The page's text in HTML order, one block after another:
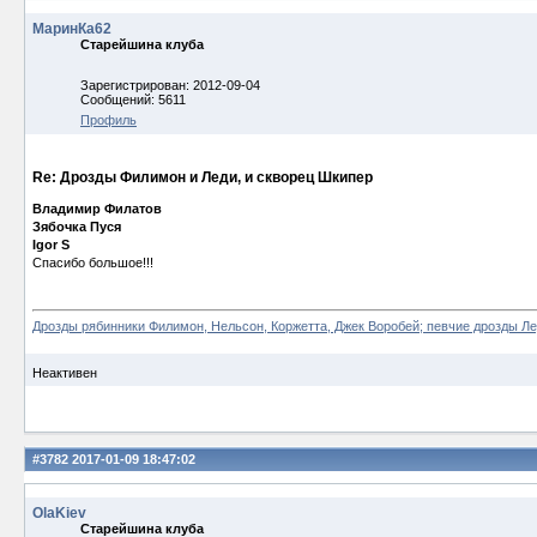
МаринКа62
Старейшина клуба
Зарегистрирован: 2012-09-04
Сообщений: 5611
Профиль
Re: Дрозды Филимон и Леди, и скворец Шкипер
Владимир Филатов
Зябочка Пуся
Igor S
Спасибо большое!!!
Дрозды рябинники Филимон, Нельсон, Коржетта, Джек Воробей; певчие дрозды
Неактивен
#3782 2017-01-09 18:47:02
OlaKiev
Старейшина клуба